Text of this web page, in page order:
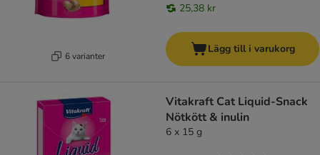
6 varianter
25,38 kr
Lägg till i varukorg
Vitakraft Cat Liquid-Snack
Nötkött & inulin
6 x 15 g